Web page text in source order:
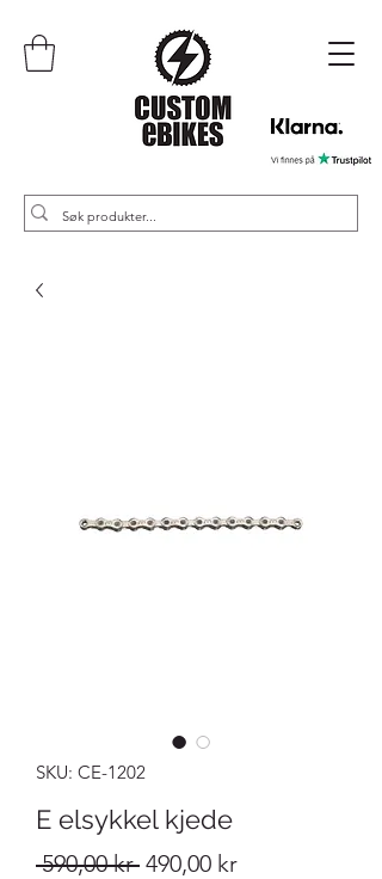
SKU: CE-1202
E elsykkel kjede
590,00 kr Vanlig
490,00 krSalgspris